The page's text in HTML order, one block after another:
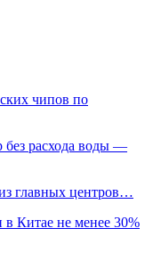
чипов по
без расхода воды —
главных центров…
в Китае не менее 30%